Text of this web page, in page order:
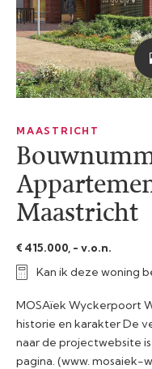
MAASTRICHT
Maastricht
€ 415.000, - v.o.n.
Kan ik deze woning
MOSAïek Wyckerpoort
historie en karakter De
naar de projectwebsite
pagina. (www. mosaiek-